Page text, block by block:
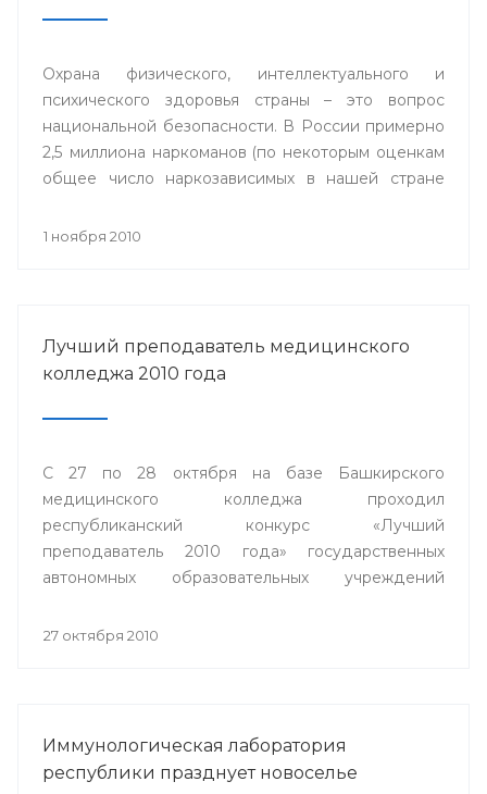
Охрана физического, интеллектуального и
психического здоровья страны – это вопрос
национальной безопасности. В России примерно
2,5 миллиона наркоманов (по некоторым оценкам
общее число наркозависимых в нашей стране
1 ноября 2010
Лучший преподаватель медицинского
колледжа 2010 года
С 27 по 28 октября на базе Башкирского
медицинского колледжа проходил
республиканский конкурс «Лучший
преподаватель 2010 года» государственных
автономных образовательных учреждений
Министерства здравоохранения Республики
27 октября 2010
Иммунологическая лаборатория
республики празднует новоселье